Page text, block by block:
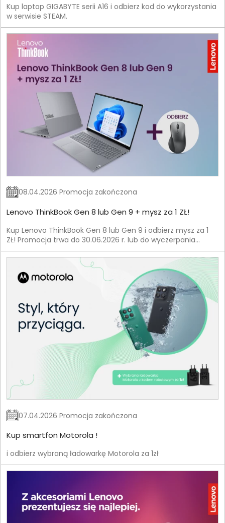
Kup laptop GIGABYTE serii A16 i odbierz kod do wykorzystania
w serwisie STEAM.
08.04.2026 Promocja zakończona
Lenovo ThinkBook Gen 8 lub Gen 9 + mysz za 1 ZŁ!
Kup Lenovo ThinkBook Gen 8 lub Gen 9 i odbierz mysz za 1
ZŁ! Promocja trwa do 30.06.2026 r. lub do wyczerpania
zapasów.
07.04.2026 Promocja zakończona
Kup smartfon Motorola !
i odbierz wybraną ładowarkę Motorola za 1zł